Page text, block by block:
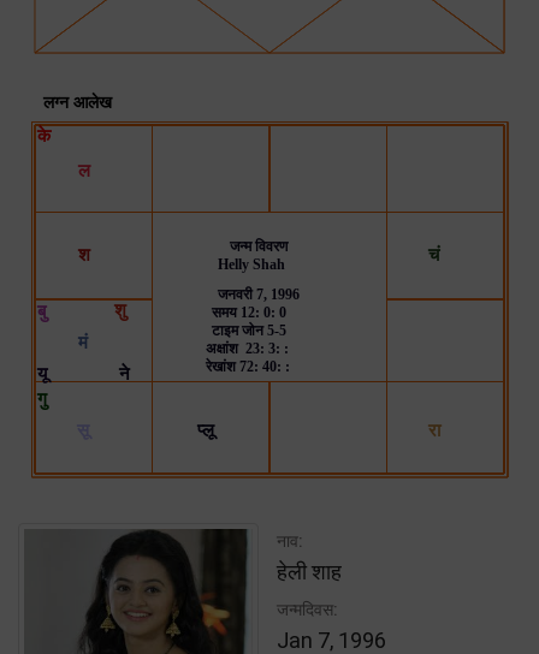
नाव:
हेली शाह
जन्मदिवस:
Jan 7, 1996